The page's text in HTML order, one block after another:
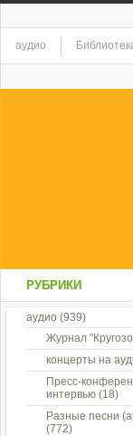
аудио
РУБРИКИ
аудио (939)
Журнал
концерты на
Пресс-
интервью (18)
Разные песни
(772)